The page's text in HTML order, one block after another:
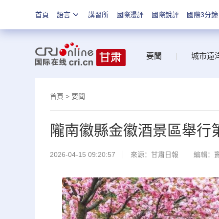
首頁 語言 講習所 國際漫評 國際銳評 國際3分鐘
要聞 城市遠
首頁 > 要聞
隴南徽縣金徽酒景區舉行
2026-04-15 09:20:57 來源： 甘肅日報 編輯：